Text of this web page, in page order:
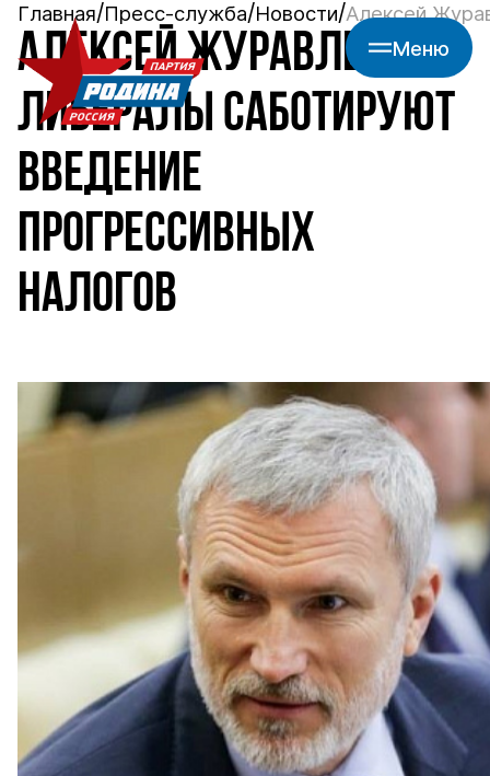
Меню
Главная Пресс-служба Новости Алексей
АЛЕКСЕЙ ЖУРАВЛЕВ:
ЛИБЕРАЛЫ САБОТИРУЮТ
ВВЕДЕНИЕ
ПРОГРЕССИВНЫХ
НАЛОГОВ